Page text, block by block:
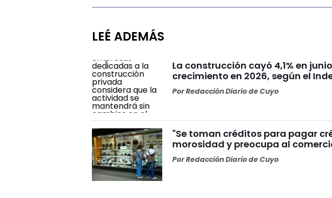
LEÉ ADEMÁS
La construcción cayó 4,1% en
crecimiento en 2026, según el
PorRedacción Diario de Cuyo
"Se toman créditos para pagar
morosidad y preocupa al
PorRedacción Diario de Cuyo